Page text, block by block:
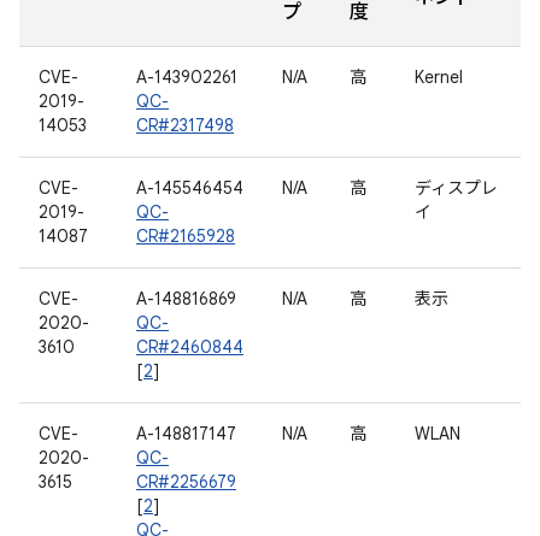
プ
度
CVE-
2019-
14053
A-143902261
QC-
CR#2317498
N/A 高 Kernel
CVE-
2019-
14087
A-145546454
QC-
CR#2165928
N/A 高
ディスプレ
イ
CVE-
2020-
3610
A-148816869
QC-
CR#2460844
[2]
N/A 高 表示
CVE-
2020-
3615
A-148817147
QC-
CR#2256679
[2]
QC-
N/A 高 WLAN